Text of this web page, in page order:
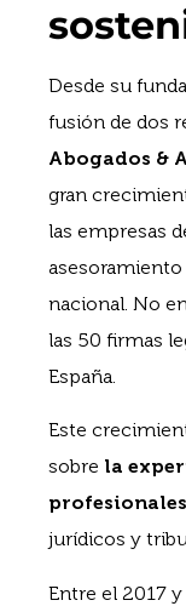
Desde su
fusión de dos
Abogados &
gran
las empresas
nacional. No
las 50 firmas
España.
Este
sobre la
profesionales
jurídicos y
Entre el 2017